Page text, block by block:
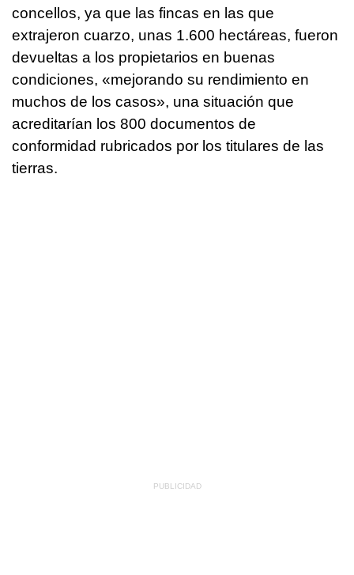
concellos, ya que las fincas en las que
extrajeron cuarzo, unas 1.600 hectáreas, fueron
devueltas a los propietarios en buenas
condiciones, «mejorando su rendimiento en
muchos de los casos», una situación que
acreditarían los 800 documentos de
conformidad rubricados por los titulares de las
tierras.